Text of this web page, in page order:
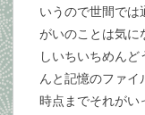
いうので世間では
がいのことは気に
しいちいちめん
んと記憶のファイ
時点までそれがい